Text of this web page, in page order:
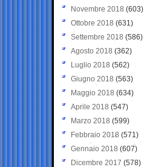
Novembre 2018 (603)
Ottobre 2018 (631)
Settembre 2018 (586)
Agosto 2018 (362)
Luglio 2018 (562)
Giugno 2018 (563)
Maggio 2018 (634)
Aprile 2018 (547)
Marzo 2018 (599)
Febbraio 2018 (571)
Gennaio 2018 (607)
Dicembre 2017 (578)